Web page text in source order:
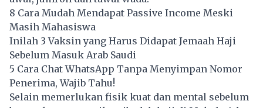
8 Cara Mudah Mendapat Passive Income Meski
Masih Mahasiswa
Inilah 3 Vaksin yang Harus Didapat Jemaah Haji
Sebelum Masuk Arab Saudi
5 Cara Chat WhatsApp Tanpa Menyimpan Nomor
Penerima, Wajib Tahu!
Selain memerlukan fisik kuat dan mental sebelum